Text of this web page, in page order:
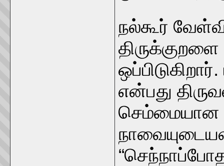
நல்கூர்
என்பது
செம்மையான